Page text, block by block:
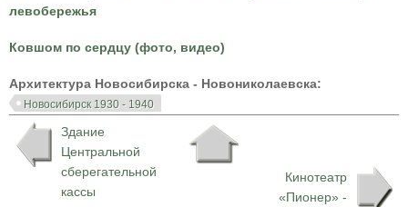
левобережья
Ковшом по сердцу (фото, видео)
Архитектура Новосибирска - Новониколаевска:
Новосибирск 1930 - 1940
Здание
Центральной
сберегательной
кассы
Кинотеатр
«Пионер» -